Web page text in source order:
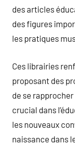
des articles
des figures
les pratiques
Ces librairies
proposant des
de se
crucial dans
les nouveaux
naissance dans